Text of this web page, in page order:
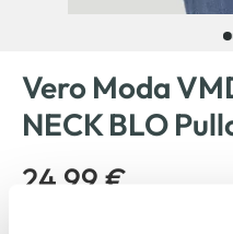
Vero Moda
NECK BLO
24,99 €